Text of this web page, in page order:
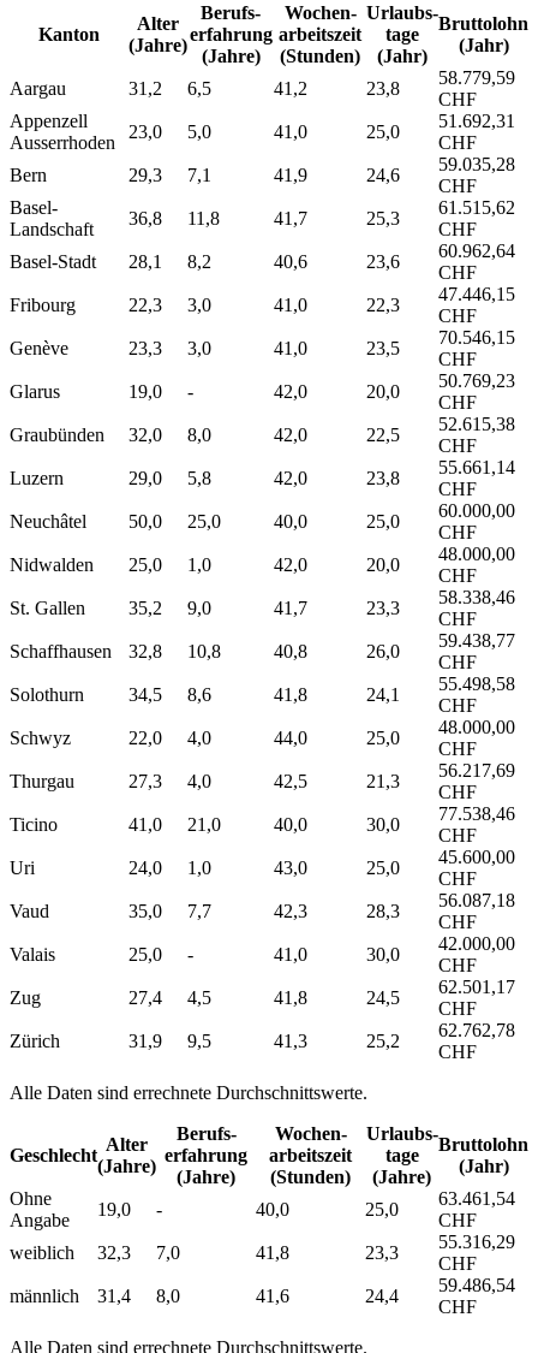
Kanton
Alter
(Jahre)
Berufs­
erfahrung
(Jahre)
Wochen­
arbeitszeit
(Stunden)
Urlaubs­
tage
(Jahr)
Bruttolohn
(Jahr)
Aargau 31,2 6,5 41,2 23,8
58.779,59
CHF
Appenzell
Ausserrhoden
23,0 5,0 41,0 25,0
51.692,31
CHF
Bern
29,3 7,1 41,9 24,6
59.035,28
CHF
Basel-
Landschaft
36,8 11,8 41,7 25,3
61.515,62
CHF
Basel-Stadt
28,1 8,2 40,6 23,6
60.962,64
CHF
Fribourg
22,3 3,0 41,0 22,3
47.446,15
CHF
Genève
23,3 3,0 41,0 23,5
70.546,15
CHF
Glarus
19,0 - 42,0 20,0
50.769,23
CHF
Graubünden
32,0 8,0 42,0 22,5
52.615,38
CHF
Luzern
29,0 5,8 42,0 23,8
55.661,14
CHF
Neuchâtel
50,0 25,0 40,0 25,0
60.000,00
CHF
Nidwalden
25,0 1,0 42,0 20,0
48.000,00
CHF
St. Gallen
35,2 9,0 41,7 23,3
58.338,46
CHF
Schaffhausen
32,8 10,8 40,8 26,0
59.438,77
CHF
Solothurn
34,5 8,6 41,8 24,1
55.498,58
CHF
Schwyz
22,0 4,0 44,0 25,0
48.000,00
CHF
Thurgau
27,3 4,0 42,5 21,3
56.217,69
CHF
Ticino
41,0 21,0 40,0 30,0
77.538,46
CHF
Uri
24,0 1,0 43,0 25,0
45.600,00
CHF
Vaud
35,0 7,7 42,3 28,3
56.087,18
CHF
Valais
25,0 - 41,0 30,0
42.000,00
CHF
Zug
27,4 4,5 41,8 24,5
62.501,17
CHF
Zürich
31,9 9,5 41,3 25,2
62.762,78
CHF
Alle Daten sind errechnete Durchschnittswerte.
Geschlecht
Alter
(Jahre)
Berufs­
erfahrung
(Jahre)
Wochen­
arbeitszeit
(Stunden)
Urlaubs­
tage
(Jahre)
Bruttolohn
(Jahr)
Ohne
Angabe
19,0 - 40,0 25,0
63.461,54
CHF
weiblich
32,3 7,0 41,8 23,3
55.316,29
CHF
männlich
31,4 8,0 41,6 24,4
59.486,54
CHF
Alle Daten sind errechnete Durchschnittswerte.